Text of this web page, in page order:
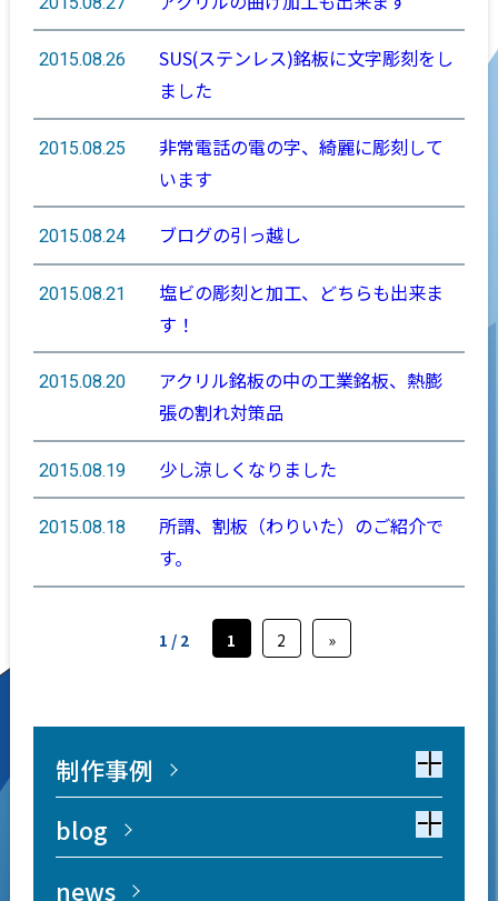
2015.08.26
SUS(ステンレス)銘板に文字彫刻をし
ました
2015.08.25
非常電話の電の字、綺麗に彫刻して
います
2015.08.24 ブログの引っ越し
2015.08.21
塩ビの彫刻と加工、どちらも出来ま
す！
2015.08.20
アクリル銘板の中の工業銘板、熱膨
張の割れ対策品
2015.08.19 少し涼しくなりました
2015.08.18
所謂、割板（わりいた）のご紹介で
す。
1 / 2 1 2 »
制作事例
blog
news